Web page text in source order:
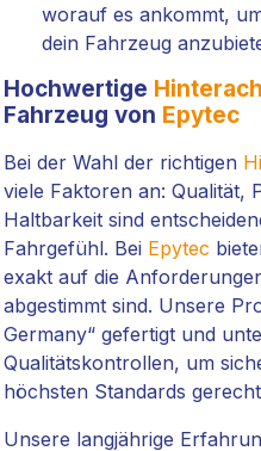
worauf es ankommt,
dein Fahrzeug
Hochwertige
Fahrzeug von Epytec
Bei der Wahl der richtigen
viele Faktoren an: Qualität,
Haltbarkeit sind
Fahrgefühl. Bei Epytec
exakt auf die
abgestimmt sind. Unsere
Germany“ gefertigt und
Qualitätskontrollen, um
höchsten Standards
Unsere langjährige